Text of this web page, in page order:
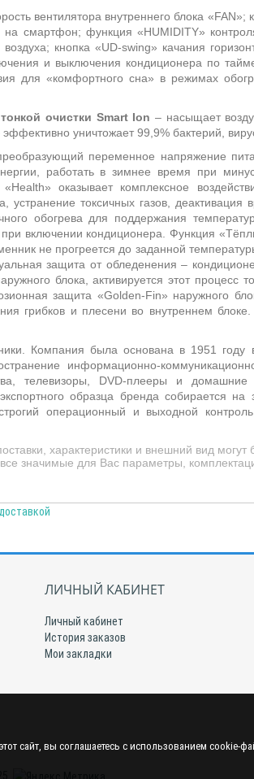
вентилятора внутреннего блока «FAN»;
на смартфон; функция «HUMIDITY»
кнопка «UD-swing» качания
и выключения кондиционера по
для «комфортного сна» в режимах
очистки Smart Ion – насыщает
эффективно уничтожает 99,9% бактерий,
переменное напряжение
работать в зимнее время при
«Health» оказывает комплексное
токсичных газов,
обогрева для поддержания
включении кондиционера. Функция
не прогреется до заданной
защита от обледенения –
блока, активируется этот процесс
защита «Golden-Fin» наружного
грибков и плесени во внутреннем
Компания была основана в 1951
информационно-
телевизоры, DVD-плееры и домашние
экспортного образца бренда собирается
операционный и выходной
характеристики и внешний вид
значимые для Вас параметры,
ЛИЧНЫЙ КАБИНЕТ
Личный кабинет
История заказов
Мои закладки
сайт, вы соглашаетесь с использованием cookie-